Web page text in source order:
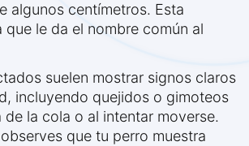
algunos centímetros. Esta
que le da el nombre común al
suelen mostrar signos claros
incluyendo quejidos o gimoteos
de la cola o al intentar moverse.
que tu perro muestra